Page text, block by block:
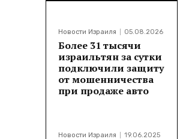
Новости Израиля 05.08.2026
Более 31 тысячи
израильтян за сутки
подключили защиту
от мошенничества
при продаже авто
Новости Израиля 19.06.2025